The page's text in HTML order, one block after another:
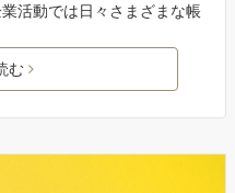
活動では日々さまざまな帳
む